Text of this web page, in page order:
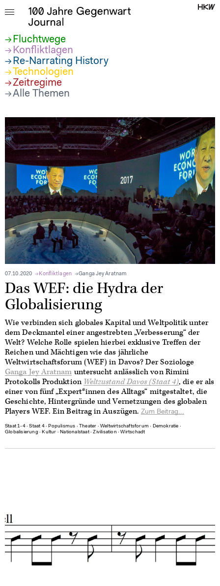
Fluchtwege
Konfliktlagen
Re-Narrating History
Technologien
Zeitregime
Alle Themen
07.10.2020 Konfliktlagen Ganga Jey Aratnam
Das WEF: die Hydra der
Globalisierung
Wie verbinden sich globales Kapital und Weltpolitik unter
dem Deckmantel einer angestrebten „Verbesserung“ der
Welt? Welche Rolle spielen hierbei exklusive Treffen der
Reichen und Mächtigen wie das jährliche
Weltwirtschaftsforum (WEF) in Davos? Der Soziologe
Ganga Jey Aratnam untersucht anlässlich von Rimini
Protokolls Produktion Weltzustand Davos (Staat 4), die er als
einer von fünf „Expert*innen des Alltags“ mitgestaltet, die
Geschichte, Hintergründe und Vernetzungen des globalen
Players WEF. Ein Beitrag in Auszügen.Zum Beitrag...
Staat 1-4∙Staat 4∙ Populismus ∙ Theater ∙Weltwirtschaftsforum ∙ Demokratie ∙
Globalisierung ∙ Kultur ∙ Nationalstaat∙Zivilisation ∙Wirtschadt